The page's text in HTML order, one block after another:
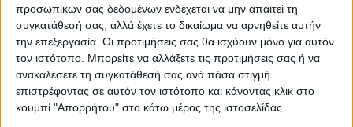
προσωπικών σας δεδομένων ενδέχεται να μην απαιτεί τη
συγκατάθεσή σας, αλλά έχετε το δικαίωμα να αρνηθείτε αυτήν
την επεξεργασία. Οι προτιμήσεις σας θα ισχύουν μόνο για αυτόν
τον ιστότοπο. Μπορείτε να αλλάξετε τις προτιμήσεις σας ή να
ανακαλέσετε τη συγκατάθεσή σας ανά πάσα στιγμή
επιστρέφοντας σε αυτόν τον ιστότοπο και κάνοντας κλικ στο
κουμπί "Απορρήτου" στο κάτω μέρος της ιστοσελίδας.